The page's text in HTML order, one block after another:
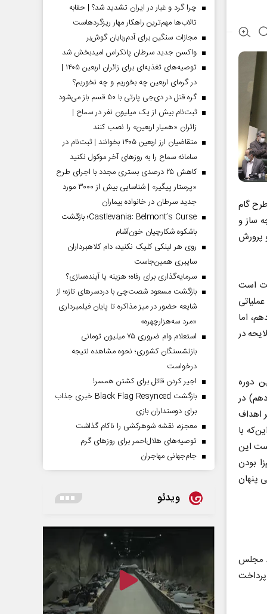
طرح گام
ساز و
پرورش
است
اما
در
این دوره
در
اهداف
با
اجرای نادرست این
بودن
پنهان
مجلس
چرا گرد و غبار در ایران تشدید شد؟ | حقابه
تالاب‌ها مهم‌ترین راهکار مهار ریزگردهاست
مجازات سنگین برای آدم‌ربایان گوش‌بر
واکسن جدید سرطان پانکراس امیدبخش شد
توصیه‌های تغذیه‌ای برای زائران اربعین ۱۴۰۵ |
در گرمای اربعین چه بخوریم و چه نخوریم؟
گره قتل در دی‌جی پارتی با ۵۰ قسم باز می‌شود
ثبت‌نام بیش از یک میلیون نفر در سماح |
زائران «همیار اربعین» را نصب کنند
متقاضیان ارز اربعین ۱۴۰۵ بخوانند | ثبت‌نام در
سامانه سماح را به روز‌های آخر موکول نکنید
کاهش ۲۵ درصدی بستری مجدد با اجرای طرح
«پرستار پیگیر» | شناسایی بیش از ۳۰۰۰ مورد
جدید سرطان در خانواده بیماران
Castlevania: Belmont’s Curse؛ بازگشت
باشکوه شکارچیان خون‌آشام
روی هر لینکی کلیک نکنید، دام کلاهبرداران
سایبری همین‌جاست
سرمایه‌گذاری برای رفاه؛ هزینه یا آینده‌سازی؟
بازگشت مسعود شصت‌چی با دردسر‌های تازه؛ از
شایعه حضور در میز مذاکره تا پایان فیلمبرداری
«مرد سه‌هزارچهره»
استعلام وام ضروری ۷۵ میلیون تومانی
بازنشستگان کشوری؛ نحوه مشاهده نتیجه
درخواست
اجیر کردن قاتل برای کشتن همسر!
بازگشت Black Flag Resynced خبری جذاب
برای دوستداران بازی
معجزه، نقشه شوهرکشی را ناکام گذاشت
توصیه‌های هلال‌احمر برای روز‌های گرم
جام‌جهانی مهاجران
ویدئو